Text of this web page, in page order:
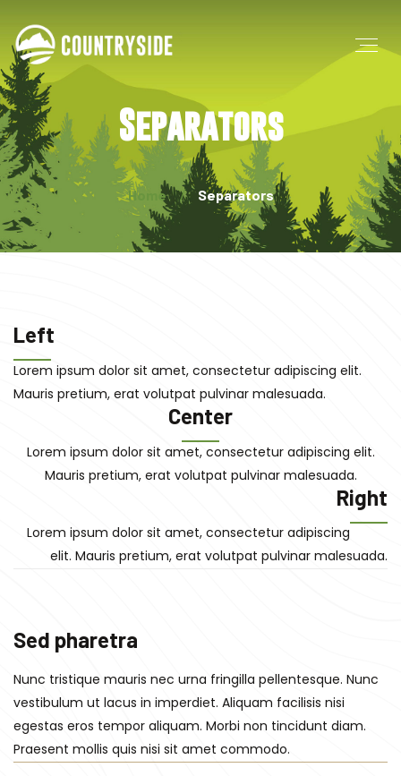
Separators
Home Separators
Left
Lorem ipsum dolor sit amet, consectetur adipiscing elit.
Mauris pretium, erat volutpat pulvinar malesuada.
Center
Lorem ipsum dolor sit amet, consectetur adipiscing elit.
Mauris pretium, erat volutpat pulvinar malesuada.
Right
Lorem ipsum dolor sit amet, consectetur adipiscing
elit. Mauris pretium, erat volutpat pulvinar malesuada.
Sed pharetra
Nunc tristique mauris nec urna fringilla pellentesque. Nunc
vestibulum ut lacus in imperdiet. Aliquam facilisis nisi
egestas eros tempor aliquam. Morbi non tincidunt diam.
Praesent mollis quis nisi sit amet commodo.